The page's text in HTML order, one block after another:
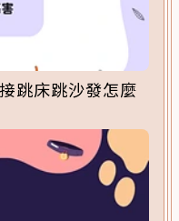
跳床跳沙發怎麼